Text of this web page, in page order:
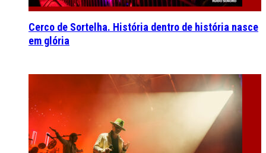
Cerco de Sortelha. História dentro de história nasce
em glória